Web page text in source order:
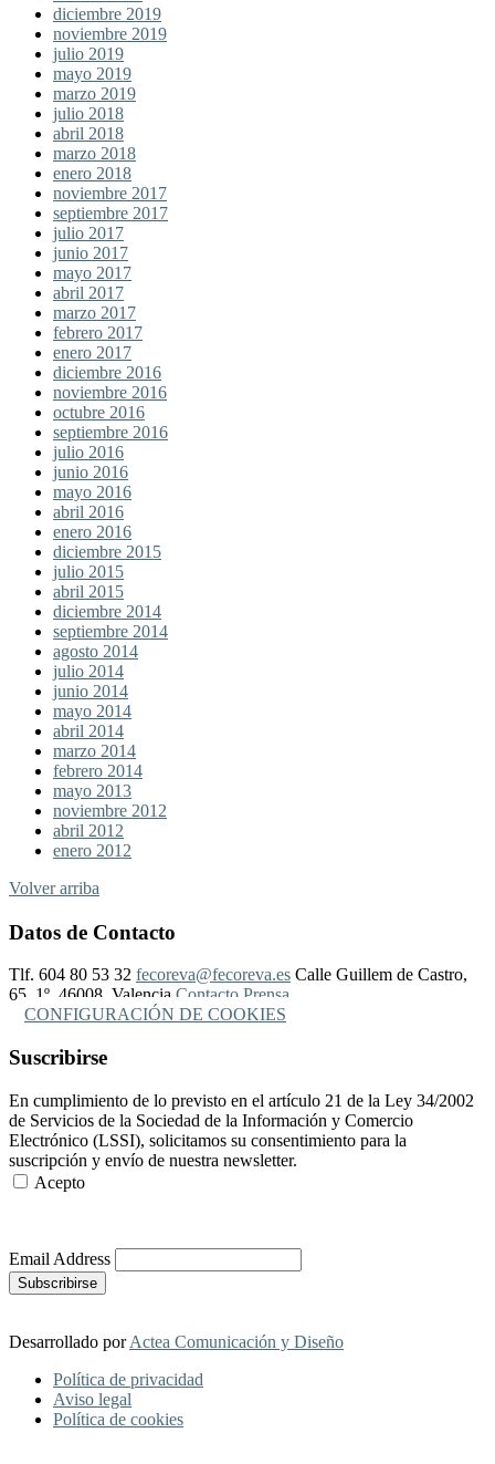
diciembre 2019
noviembre 2019
julio 2019
mayo 2019
marzo 2019
julio 2018
abril 2018
marzo 2018
enero 2018
noviembre 2017
septiembre 2017
julio 2017
junio 2017
mayo 2017
abril 2017
marzo 2017
febrero 2017
enero 2017
diciembre 2016
noviembre 2016
octubre 2016
septiembre 2016
julio 2016
junio 2016
mayo 2016
abril 2016
enero 2016
diciembre 2015
julio 2015
abril 2015
diciembre 2014
septiembre 2014
agosto 2014
julio 2014
junio 2014
mayo 2014
abril 2014
marzo 2014
febrero 2014
mayo 2013
noviembre 2012
abril 2012
enero 2012
Volver arriba
Datos de Contacto
Tlf. 604 80 53 32 fecoreva@fecoreva.es Calle Guillem de Castro,
65, 1º, 46008, Valencia Contacto Prensa
CONFIGURACIÓN DE COOKIES
Suscribirse
En cumplimiento de lo previsto en el artículo 21 de la Ley 34/2002
de Servicios de la Sociedad de la Información y Comercio
Electrónico (LSSI), solicitamos su consentimiento para la
suscripción y envío de nuestra newsletter.
Acepto
Email Address
Desarrollado porActea Comunicación y Diseño
Política de privacidad
Aviso legal
Política de cookies